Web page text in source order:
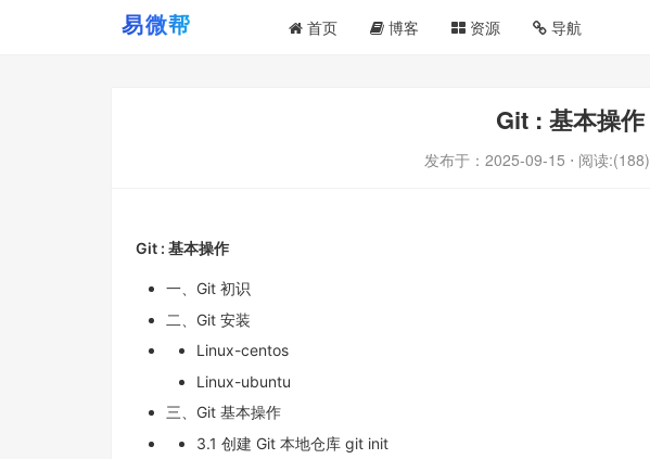
首页 博客 资源 导航
Git : 基本操作
发布于： 2025-09-15 ⋅ 阅读:(188)
Git : 基本操作
一、Git 初识
二、Git 安装
Linux-centos
Linux-ubuntu
三、Git 基本操作
3.1 创建 Git 本地仓库 git init